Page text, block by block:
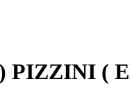
PIZZINI (